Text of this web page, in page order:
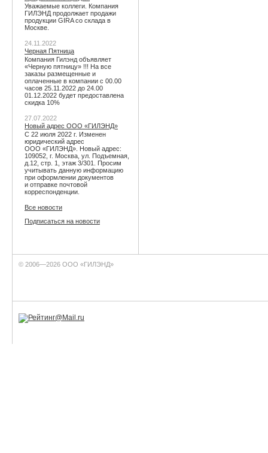
Уважаемые коллеги. Компания
ГИЛЭНД продолжает продажи
продукции GIRA со склада в
Москве.
24.11.2022
Черная Пятница
Компания Гилэнд объявляет
«Черную пятницу» !!! На все
заказы размещенные и
оплаченные в компании с 00.00
часов 25.11.2022 до 24.00
01.12.2022 будет предоставлена
скидка 10%
27.07.2022
Новый адрес ООО «ГИЛЭНД»
С 22 июля 2022 г. Изменен
юридический адрес
ООО «ГИЛЭНД». Новый адрес:
109052, г. Москва, ул. Подъемная,
д.12, стр. 1, этаж 3/301. Просим
учитывать данную информацию
при оформлении документов
и отправке почтовой
корреспонденции.
Все новости
Подписаться на новости
© 2006—2026 ООО «ГИЛЭНД»